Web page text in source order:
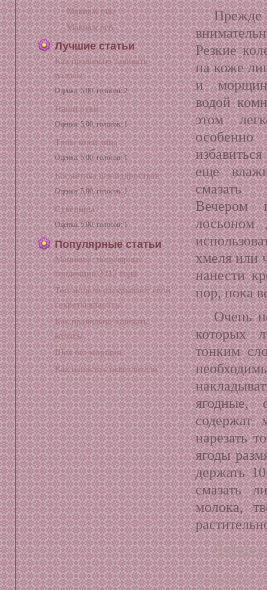
Резкие
на коже
и
водой
этом
еще
Вечером
хмеля или
нанести
пор, пока
Очень
которых
тонким
ягодные,
содержат
нарезать
ягоды
держать
смазать
молока,
Читать
Размещено в:
Макияж глаз
Макияж губ
Лучшие статьи
Как правильно завивать
волосы
Оценка: 5,00, голосов: 2
Наши руки
Оценка: 5,00, голосов: 1
Типы кожи лица
Оценка: 5,00, голосов: 1
Косметика для подростков
Оценка: 5,00, голосов: 1
Сувениры
Оценка: 5,00, голосов: 1
Популярные статьи
Маникюр: популярные
тенденции 2012 года
Топ-модели раскрывают свои
секреты красоты
Как правильно завивать
волосы
Шея без морщин
Как наносить осветлители